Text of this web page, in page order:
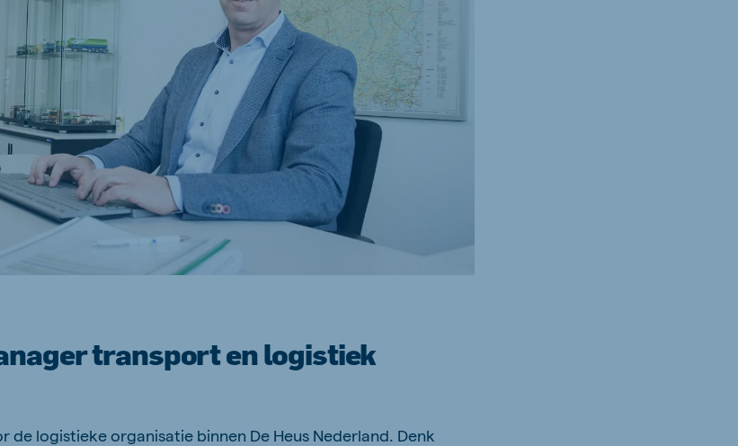
transport en logistiek
de logistieke organisatie binnen De Heus Nederland. Denk